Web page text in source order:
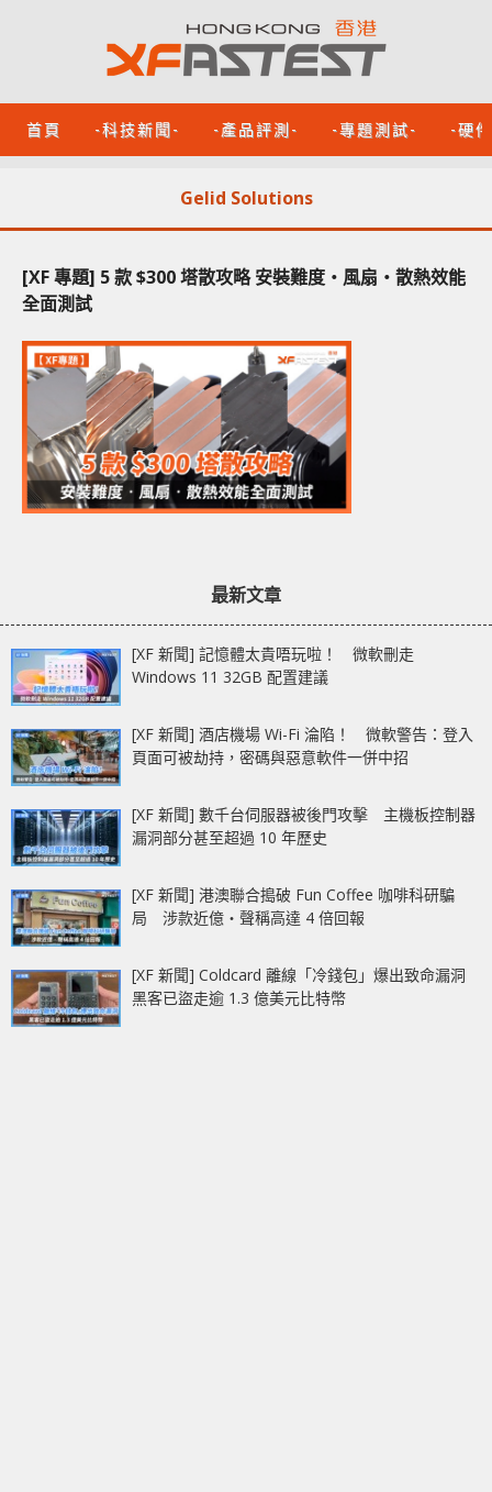
首頁 -科技新聞- -產品評測- -專題測試- -硬
Gelid Solutions
[XF 專題] 5 款 $300 塔散攻略 安裝難度‧風扇‧散熱效能
全面測試
最新文章
[XF 新聞] 記憶體太貴唔玩啦！ 微軟刪走
Windows 11 32GB 配置建議
[XF 新聞] 酒店機場 Wi-Fi 淪陷！ 微軟警告：登入
頁面可被劫持，密碼與惡意軟件一併中招
[XF 新聞] 數千台伺服器被後門攻擊 主機板控制器
漏洞部分甚至超過 10 年歷史
[XF 新聞] 港澳聯合搗破 Fun Coffee 咖啡科研騙
局 涉款近億‧聲稱高達 4 倍回報
[XF 新聞] Coldcard 離線「冷錢包」爆出致命漏洞
黑客已盜走逾 1.3 億美元比特幣